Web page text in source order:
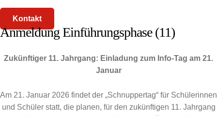
Kontakt
Anmeldung Einführungsphase (11)
Zukünftiger 11. Jahrgang: Einladung zum Info-Tag am 21.
Januar
Am 21. Januar 2026 findet der „Schnuppertag“ für Schülerinnen
und Schüler statt, die planen, für den zukünftigen 11. Jahrgang